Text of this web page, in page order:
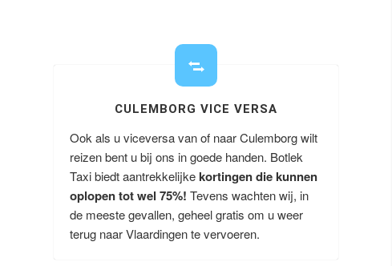
CULEMBORG VICE VERSA
Ook als u viceversa van of naar Culemborg wilt
reizen bent u bij ons in goede handen. Botlek
Taxi biedt aantrekkelijkekortingen die kunnen
oplopen tot wel 75%!Tevens wachten wij, in
de meeste gevallen, geheel gratis om u weer
terug naar Vlaardingen te vervoeren.